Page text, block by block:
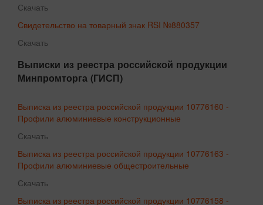
Скачать
Свидетельство на товарный знак RSI №880357
Скачать
Выписки из реестра российской продукции
Минпромторга (ГИСП)
Выписка из реестра российской продукции 10776160 -
Профили алюминиевые конструкционные
Скачать
Выписка из реестра российской продукции 10776163 -
Профили алюминиевые общестроительные
Скачать
Выписка из реестра российской продукции 10776158 -